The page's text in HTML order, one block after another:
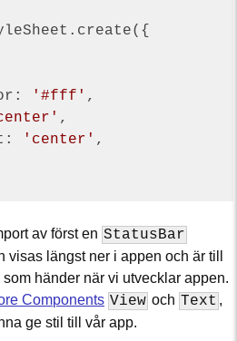
: '#fff' ,
,
: 'center' ,
av först en StatusBar
visas längst ner i appen och är till
händer när vi utvecklar appen.
Components View och Text ,
ge stil till vår app.